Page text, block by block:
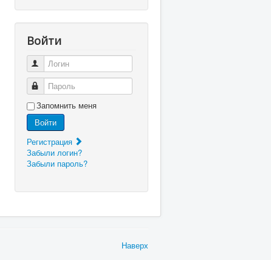
Войти
Логин
Пароль
Запомнить меня
Войти
Регистрация
Забыли логин?
Забыли пароль?
Наверх